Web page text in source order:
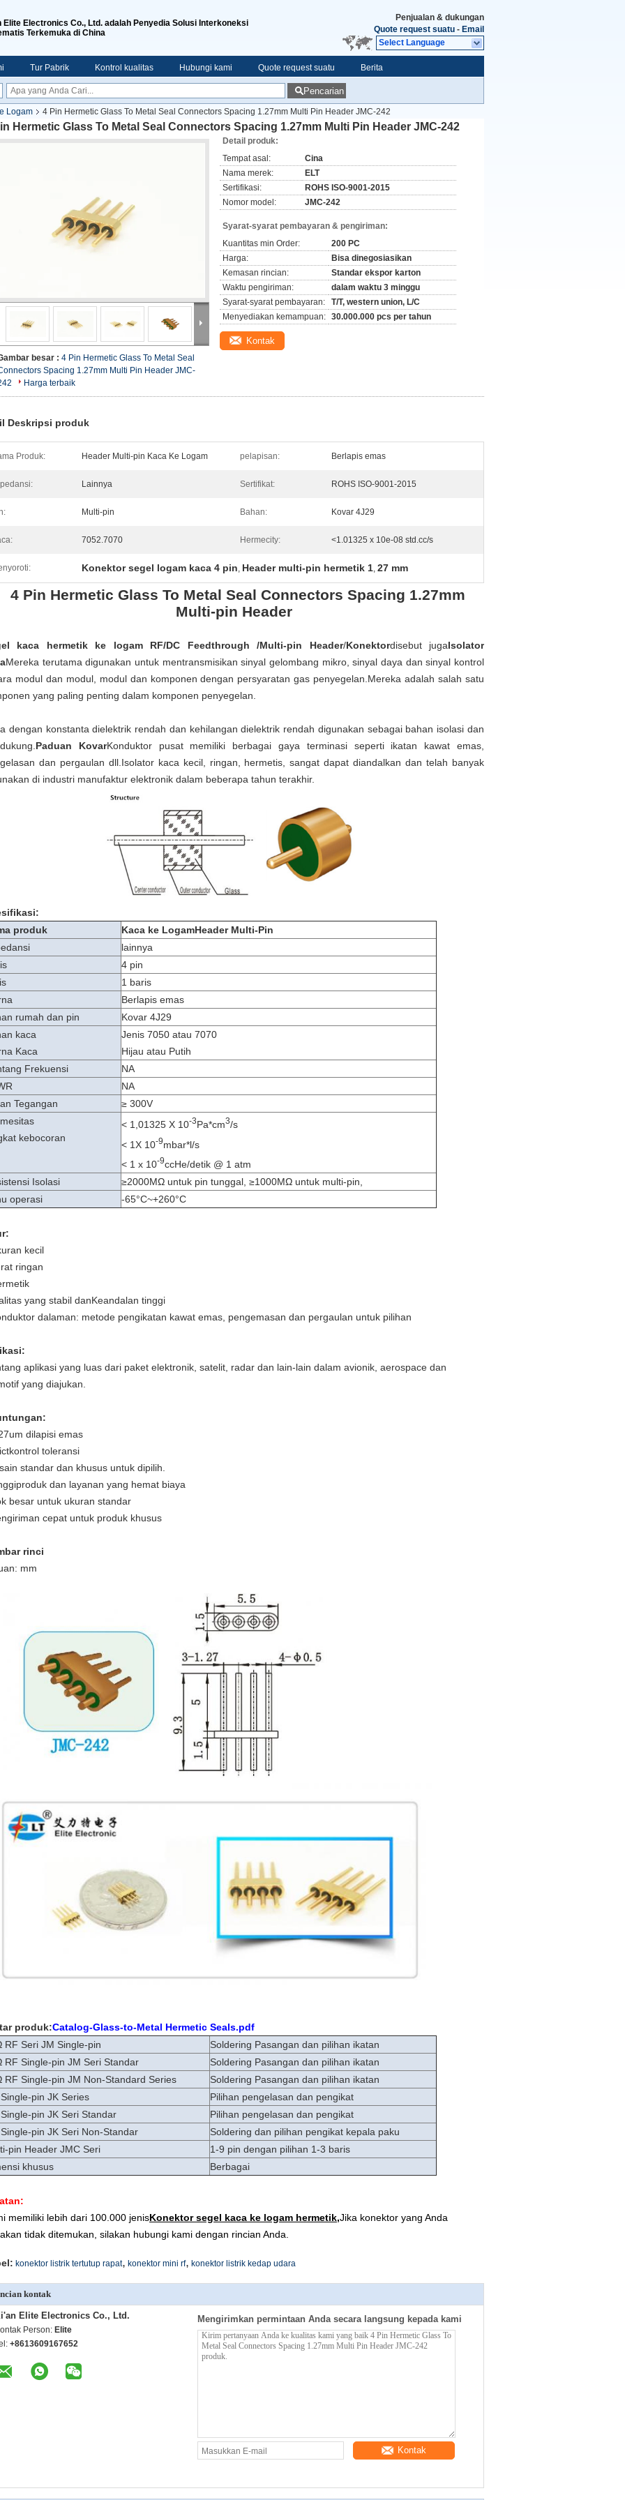
Elite Electronics Co., Ltd. adalah Penyedia Solusi Interkoneksi
Terkemuka di China
Penjualan & dukungan
Quote request suatu - Email
Select Language
Tur Pabrik Kontrol kualitas Hubungi kami Quote request suatu Berita
Pencarian
Logam 4 Pin Hermetic Glass To Metal Seal Connectors Spacing 1.27mm Multi Pin Header JMC-242
Hermetic Glass To Metal Seal Connectors Spacing 1.27mm Multi Pin Header JMC-242
besar : 4 Pin Hermetic Glass To Metal Seal
Spacing 1.27mm Multi Pin Header JMC-
Harga terbaik
Detail produk:
Tempat asal:
Cina
Nama merek:
ELT
Sertifikasi:
ROHS ISO-9001-2015
Nomor model:
JMC-242
Syarat-syarat pembayaran & pengiriman:
Kuantitas min Order:
200 PC
Harga:
Bisa dinegosiasikan
Kemasan rincian:
Standar ekspor karton
Waktu pengiriman:
dalam waktu 3 minggu
Syarat-syarat pembayaran:
T/T, western union, L/C
Menyediakan kemampuan: 30.000.000 pcs per tahun
Kontak
Deskripsi produk
Produk: Header Multi-pin Kaca Ke Logam pelapisan: Berlapis emas
Lainnya Sertifikat: ROHS ISO-9001-2015
Multi-pin Bahan: Kovar 4J29
7052.7070 Hermecity: <1.01325 x 10e-08 std.cc/s
Konektor segel logam kaca 4 pin, Header multi-pin hermetik 1, 27 mm
4 Pin Hermetic Glass To Metal Seal Connectors Spacing 1.27mm
Multi-pin Header
kaca hermetik ke logam RF/DC Feedthrough /Multi-pin Header/Konektordisebut jugaIsolator
Mereka terutama digunakan untuk mentransmisikan sinyal gelombang mikro, sinyal daya dan sinyal kontrol
modul dan modul, modul dan komponen dengan persyaratan gas penyegelan.Mereka adalah salah satu
yang paling penting dalam komponen penyegelan.
dengan konstanta dielektrik rendah dan kehilangan dielektrik rendah digunakan sebagai bahan isolasi dan
Paduan KovarKonduktor pusat memiliki berbagai gaya terminasi seperti ikatan kawat emas,
dan pergaulan dll. Isolator kaca kecil, ringan, hermetis, sangat dapat diandalkan dan telah banyak
di industri manufaktur elektronik dalam beberapa tahun terakhir.
produk
Kaca ke LogamHeader Multi-Pin
lainnya
4 pin
1 baris
Berlapis emas
rumah dan pin
Kovar 4J29
kaca
Kaca
Jenis 7050 atau 7070
Hijau atau Putih
Frekuensi
NA
NA
Tegangan
≥ 300V
kebocoran
< 1,01325 X 10-3Pa*cm3/s
< 1X 10-9mbar*l/s
< 1 x 10-9ccHe/detik @ 1 atm
Isolasi
≥2000MΩ untuk pin tunggal, ≥1000MΩ untuk multi-pin,
operasi
-65°C~+260°C
kecil
ringan
yang stabil danKeandalan tinggi
dalaman: metode pengikatan kawat emas, pengemasan dan pergaulan untuk pilihan
aplikasi yang luas dari paket elektronik, satelit, radar dan lain-lain dalam avionik, aerospace dan
yang diajukan.
dilapisi emas
kontrol toleransi
standar dan khusus untuk dipilih.
produk dan layanan yang hemat biaya
besar untuk ukuran standar
cepat untuk produk khusus
rinci
mm
produk:Catalog-Glass-to-Metal Hermetic Seals.pdf
RF Seri JM Single-pin
Soldering Pasangan dan pilihan ikatan
RF Single-pin JM Seri Standar
Soldering Pasangan dan pilihan ikatan
RF Single-pin JM Non-Standard Series
Soldering Pasangan dan pilihan ikatan
pin JK Series
Pilihan pengelasan dan pengikat
pin JK Seri Standar
Pilihan pengelasan dan pengikat
pin JK Seri Non-Standar
Soldering dan pilihan pengikat kepala paku
pin Header JMC Seri
1-9 pin dengan pilihan 1-3 baris
khusus
Berbagai
memiliki lebih dari 100.000 jenisKonektor segel kaca ke logam hermetik,Jika konektor yang Anda
tidak ditemukan, silakan hubungi kami dengan rincian Anda.
konektor listrik tertutup rapat, konektor mini rf, konektor listrik kedap udara
kontak
Elite Electronics Co., Ltd.
Person: Elite
+8613609167652
Mengirimkan permintaan Anda secara langsung kepada kami
Kontak